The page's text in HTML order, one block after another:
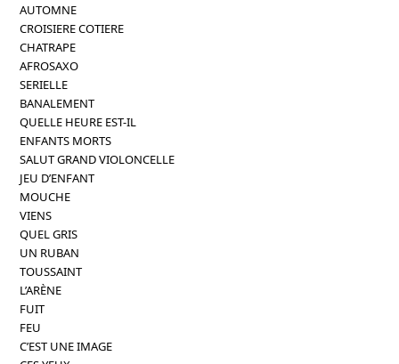
AUTOMNE
CROISIERE COTIERE
CHATRAPE
AFROSAXO
SERIELLE
BANALEMENT
QUELLE HEURE EST-IL
ENFANTS MORTS
SALUT GRAND VIOLONCELLE
JEU D’ENFANT
MOUCHE
VIENS
QUEL GRIS
UN RUBAN
TOUSSAINT
L’ARÈNE
FUIT
FEU
C’EST UNE IMAGE